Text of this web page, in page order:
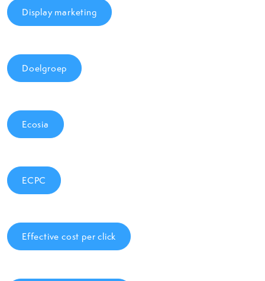
Display marketing
Doelgroep
Ecosia
ECPC
Effective cost per click